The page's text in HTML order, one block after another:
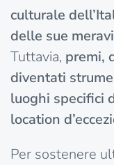
culturale
delle sue
Tuttavia, premi,
diventati
luoghi specifici
location
Per sostenere